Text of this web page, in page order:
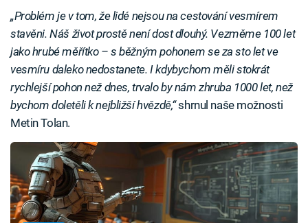
„Problém je v tom, že lidé nejsou na cestování vesmírem
stavěni. Náš život prostě není dost dlouhý. Vezměme 100 let
jako hrubé měřítko – s běžným pohonem se za sto let ve
vesmíru daleko nedostanete. I kdybychom měli stokrát
rychlejší pohon než dnes, trvalo by nám zhruba 1000 let, než
bychom doletěli k nejbližší hvězdě,“shrnul naše možnosti
Metin Tolan.